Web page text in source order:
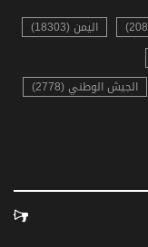
اليمن (18303)
الجيش الوطني (2778)